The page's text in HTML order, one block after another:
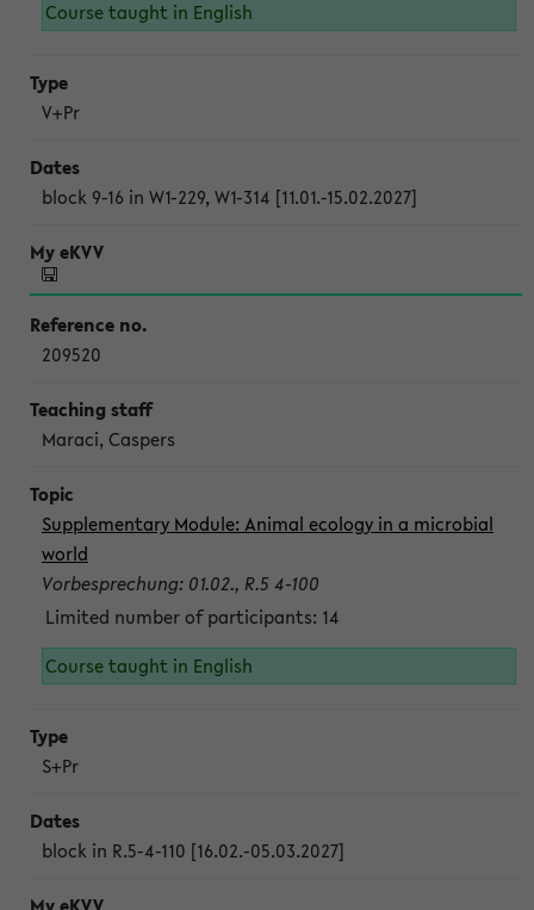
Course taught in English
V+Pr
block 9-16 in W1-229, W1-314 [11.01.-15.02.2027]
209520
Maraci, Caspers
Supplementary Module: Animal ecology in a microbial
world
Vorbesprechung: 01.02., R.5 4-100
Limited number of participants: 14
Course taught in English
S+Pr
block in R.5-4-110 [16.02.-05.03.2027]